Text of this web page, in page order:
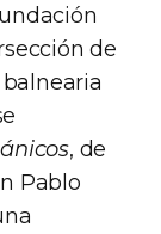
de
balnearia
, de
Pablo